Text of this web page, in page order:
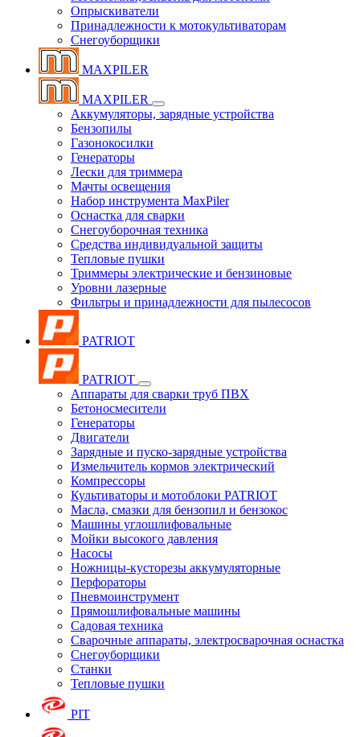
Опрыскиватели
Принадлежности к мотокультиваторам
Снегоуборщики
MAXPILER
MAXPILER
Аккумуляторы, зарядные устройства
Бензопилы
Газонокосилки
Генераторы
Лески для триммера
Мачты освещения
Набор инструмента MaxPiler
Оснастка для сварки
Снегоуборочная техника
Средства индивидуальной защиты
Тепловые пушки
Триммеры электрические и бензиновые
Уровни лазерные
Фильтры и принадлежности для пылесосов
PATRIOT
PATRIOT
Аппараты для сварки труб ПВХ
Бетоносмесители
Генераторы
Двигатели
Зарядные и пуско-зарядные устройства
Измельчитель кормов электрический
Компрессоры
Культиваторы и мотоблоки PATRIOT
Масла, смазки для бензопил и бензокос
Машины углошлифовальные
Мойки высокого давления
Насосы
Ножницы-кусторезы аккумуляторные
Перфораторы
Пневмоинструмент
Прямошлифовальные машины
Садовая техника
Сварочные аппараты, электросварочная оснастка
Снегоуборщики
Станки
Тепловые пушки
PIT